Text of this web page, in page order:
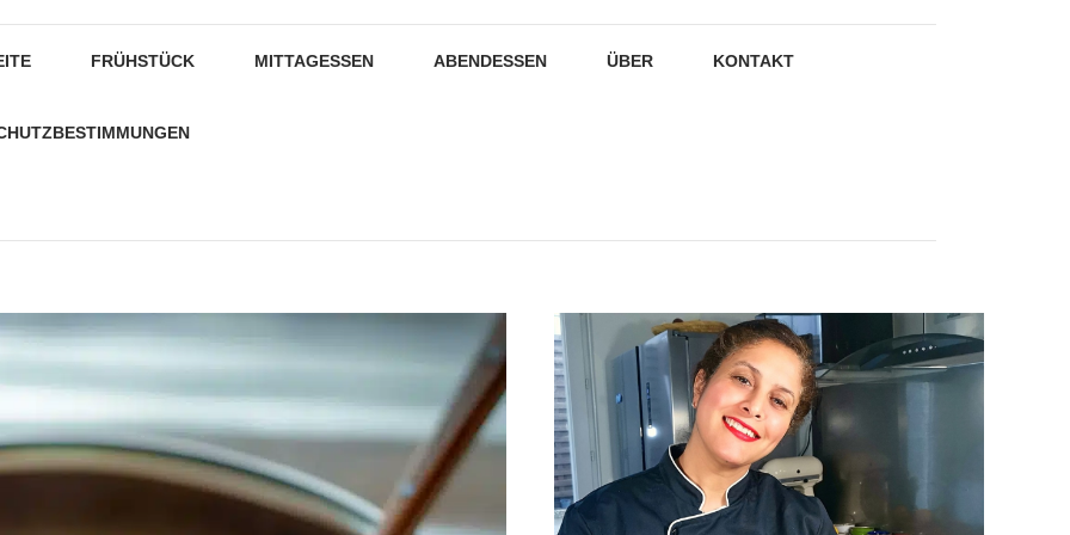
FRÜHSTÜCK MITTAGESSEN ABENDESSEN ÜBER KONTAKT